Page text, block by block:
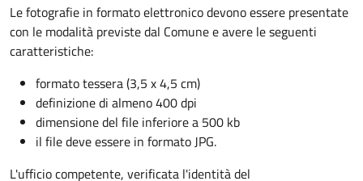
Le fotografie in formato elettronico devono essere presentate
con le modalità previste dal Comune e avere le seguenti
caratteristiche:
formato tessera (3,5 x 4,5 cm)
definizione di almeno 400 dpi
dimensione del file inferiore a 500 kb
il file deve essere in formato JPG.
L'ufficio competente, verificata l'identità del